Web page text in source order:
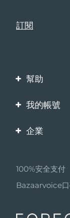
幫助
聯繫我們
保修與退換貨
我的帳號
產品註冊
企業
夥伴計畫
聯盟新聞
100%安全支付
Bazaarvoice